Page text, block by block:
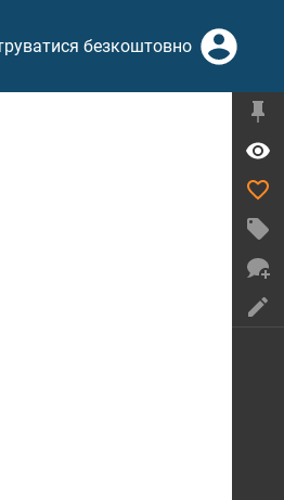
безкоштовно